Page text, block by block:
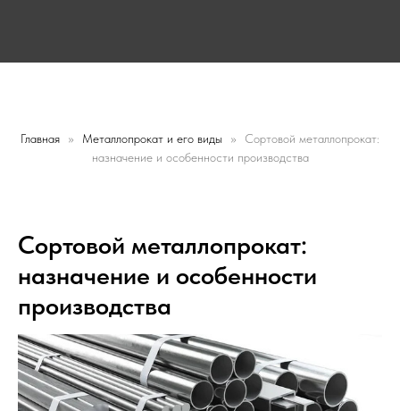
Заказать звонок
Главная Металлопрокат и его виды
Сортовой металлопрокат:
назначение и особенности производства
Сортовой металлопрокат:
назначение и особенности
производства
Заказать звонок